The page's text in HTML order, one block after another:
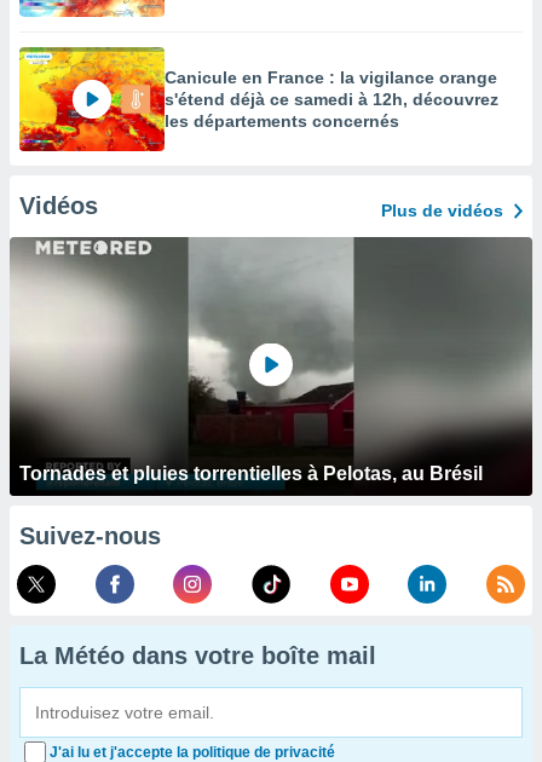
Canicule en France : la vigilance orange
s'étend déjà ce samedi à 12h, découvrez
les départements concernés
Vidéos Plus de vidéos
Tornades et pluies torrentielles à Pelotas, au Brésil
Suivez-nous
La Météo dans votre boîte mail
J'ai lu et j'accepte la politique de privacité